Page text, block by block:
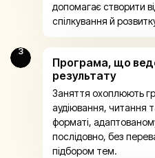
допомагає створити
спілкування й
3
Програма, що
результату
Заняття охоплюють
аудіювання, читання
форматі,
послідовно, без
підбором тем.